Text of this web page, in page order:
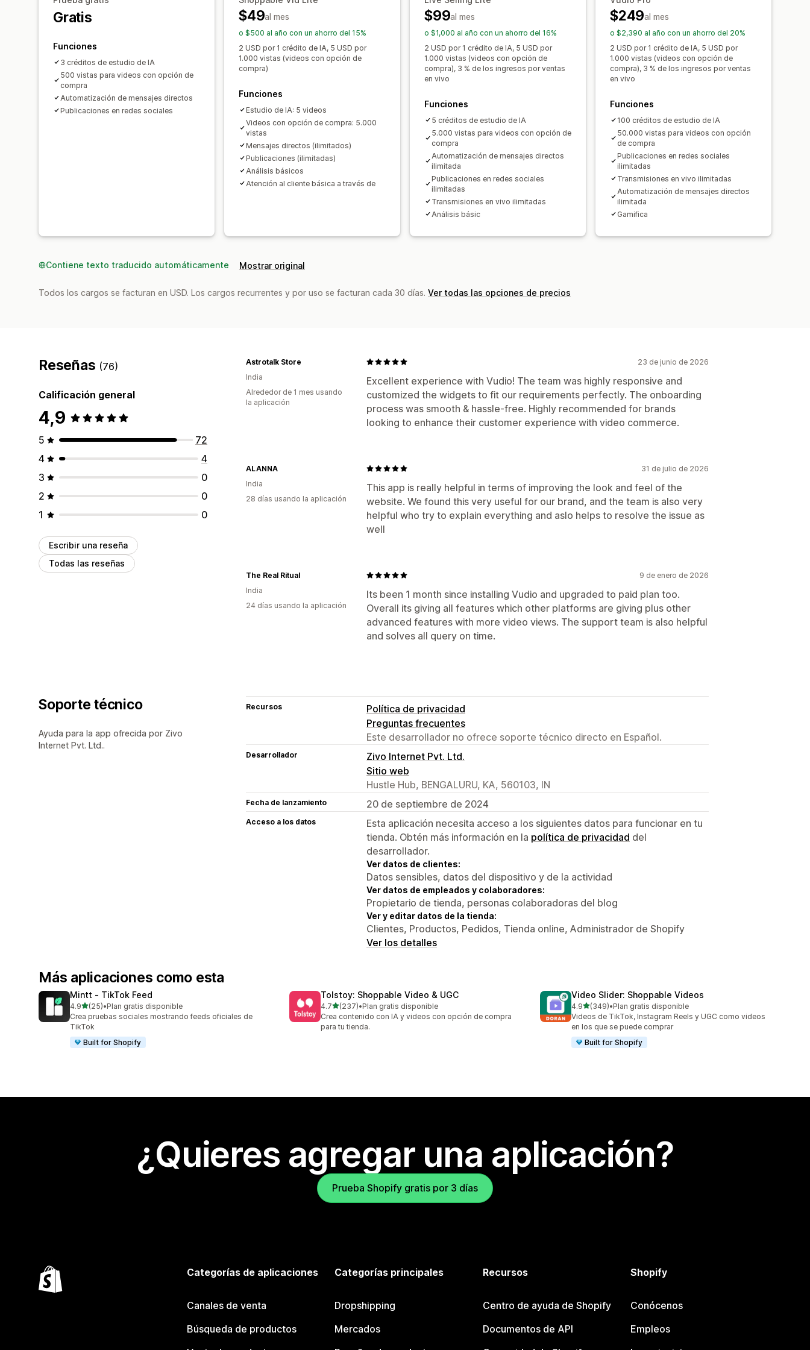
Gratis
Funciones
3 créditos de estudio de IA
500 vistas para videos con opción de
compra
Automatización de mensajes directos
Publicaciones en redes sociales
$49al mes
o $500 al año con un ahorro del 15%
2 USD por 1 crédito de IA, 5 USD por
1.000 vistas (videos con opción de
compra)
Funciones
Estudio de IA: 5 videos
Videos con opción de compra: 5.000
vistas
Mensajes directos (ilimitados)
Publicaciones (ilimitadas)
Análisis básicos
Atención al cliente básica a través de
$99al mes
o $1,000 al año con un ahorro del 16%
2 USD por 1 crédito de IA, 5 USD por
1.000 vistas (videos con opción de
compra), 3 % de los ingresos por ventas
en vivo
Funciones
5 créditos de estudio de IA
5.000 vistas para videos con opción de
compra
Automatización de mensajes directos
ilimitada
Publicaciones en redes sociales
ilimitadas
Transmisiones en vivo ilimitadas
Análisis básic
$249al mes
o $2,390 al año con un ahorro del 20%
2 USD por 1 crédito de IA, 5 USD por
1.000 vistas (videos con opción de
compra), 3 % de los ingresos por ventas
en vivo
Funciones
100 créditos de estudio de IA
50.000 vistas para videos con opción
de compra
Publicaciones en redes sociales
ilimitadas
Transmisiones en vivo ilimitadas
Automatización de mensajes directos
ilimitada
Gamifica
Contiene texto traducido automáticamente Mostrar original
Todos los cargos se facturan en USD. Los cargos recurrentes y por uso se facturan cada 30 días. Ver todas las opciones de precios
Reseñas (76)
Calificación general
4,9
5
72
4
4
3
0
2
0
1
0
Escribir una reseña
Todas las reseñas
23 de junio de 2026
Excellent experience with Vudio! The team was highly responsive and
customized the widgets to fit our requirements perfectly. The onboarding
process was smooth & hassle-free. Highly recommended for brands
looking to enhance their customer experience with video commerce.
Astrotalk Store
India
Alrededor de 1 mes usando
la aplicación
31 de julio de 2026
This app is really helpful in terms of improving the look and feel of the
website. We found this very useful for our brand, and the team is also very
helpful who try to explain everything and aslo helps to resolve the issue as
well
ALANNA
India
28 días usando la aplicación
9 de enero de 2026
Its been 1 month since installing Vudio and upgraded to paid plan too.
Overall its giving all features which other platforms are giving plus other
advanced features with more video views. The support team is also helpful
and solves all query on time.
The Real Ritual
India
24 días usando la aplicación
Soporte técnico
Ayuda para la app ofrecida por Zivo
Internet Pvt. Ltd..
Recursos
Política de privacidad
Preguntas frecuentes
Este desarrollador no ofrece soporte técnico directo en Español.
Desarrollador
Zivo Internet Pvt. Ltd.
Sitio web
Hustle Hub, BENGALURU, KA, 560103, IN
Fecha de lanzamiento 20 de septiembre de 2024
Acceso a los datos
Esta aplicación necesita acceso a los siguientes datos para funcionar en tu
tienda. Obtén más información en la política de privacidad del
desarrollador.
Ver datos de clientes:
Datos sensibles, datos del dispositivo y de la actividad
Ver datos de empleados y colaboradores:
Propietario de tienda, personas colaboradoras del blog
Ver y editar datos de la tienda:
Clientes, Productos, Pedidos, Tienda online, Administrador de Shopify
Ver los detalles
Más aplicaciones como esta
Mintt ‑ TikTok Feed
4.9de 5 estrellas
(25)
25 reseñas en total
•Plan gratis disponible
Crea pruebas sociales mostrando feeds oficiales de
TikTok
Built for Shopify
Tolstoy: Shoppable Video & UGC
4.7de 5 estrellas
(237)
237 reseñas en total
•Plan gratis disponible
Crea contenido con IA y videos con opción de compra
para tu tienda.
Video Slider: Shoppable Videos
4.9de 5 estrellas
(349)
349 reseñas en total
•Plan gratis disponible
Videos de TikTok, Instagram Reels y UGC como videos
en los que se puede comprar
Built for Shopify
¿Quieres agregar una aplicación?
Prueba Shopify gratis por 3 días
Categorías de aplicaciones
Canales de venta
Búsqueda de productos
Categorías principales
Dropshipping
Mercados
Recursos
Centro de ayuda de Shopify
Documentos de API
Shopify
Conócenos
Empleos